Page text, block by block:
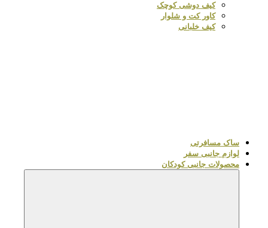
کیف دوشی کوچک
کاور کت و شلوار
کیف خلبانی
ساک مسافرتی
لوازم جانبی سفر
محصولات جانبی کودکان